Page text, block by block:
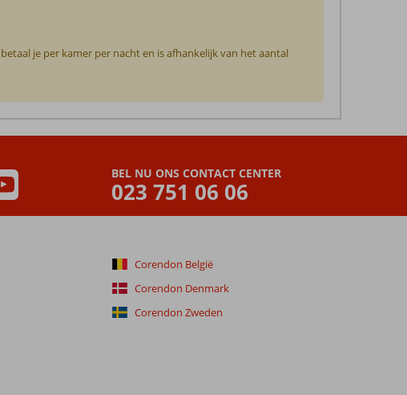
je per kamer per nacht en is afhankelijk van het aantal
BEL NU ONS CONTACT CENTER
023 751 06 06
Corendon België
Corendon Denmark
Corendon Zweden